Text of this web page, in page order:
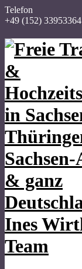
Telefon
+49 (152) 33953364